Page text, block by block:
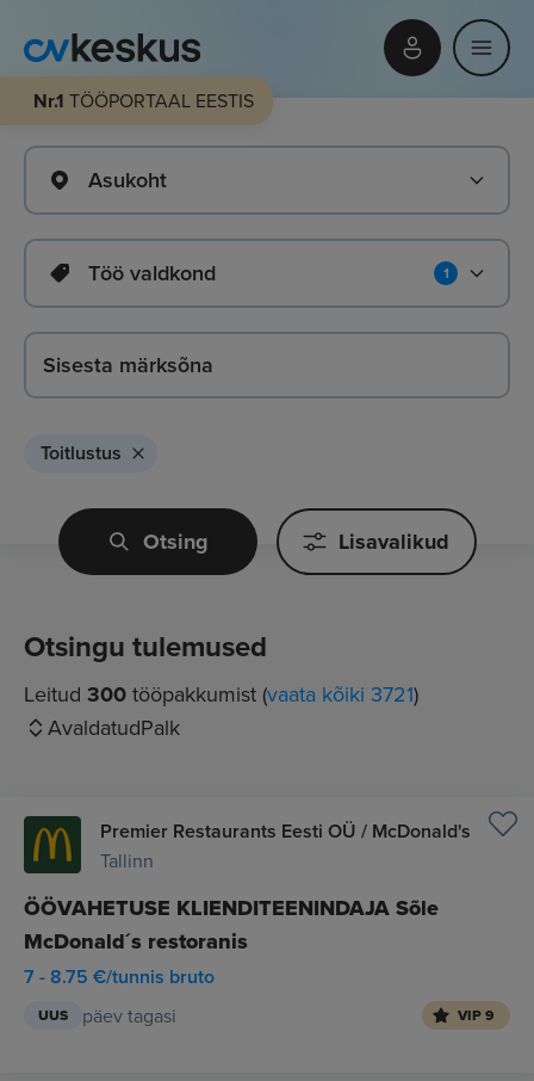
Nr.1 TÖÖPORTAAL EESTIS
Asukoht
Töö valdkond 1
Toitlustus
Otsing Lisavalikud
Otsingu tulemused
Leitud 300 tööpakkumist (vaata kõiki 3721)
AvaldatudPalk
Premier Restaurants Eesti OÜ / McDonald's
Tallinn
ÖÖVAHETUSE KLIENDITEENINDAJA Sõle
McDonald´s restoranis
7 - 8.75 €/tunnis bruto
UUS päev tagasi VIP 9